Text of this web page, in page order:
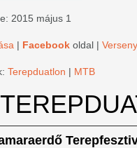
2015 május 1
| Facebook oldal |
Terepduatlon | MTB